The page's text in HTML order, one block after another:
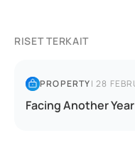
RISET TERKAIT
PROPERTY|28
Facing Another